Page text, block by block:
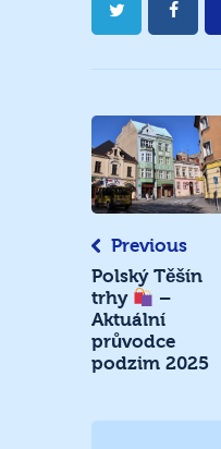
Navigace
pro
příspěvek
Previous
Polský Těšín
trhy
–
Aktuální
průvodce
podzim 2025